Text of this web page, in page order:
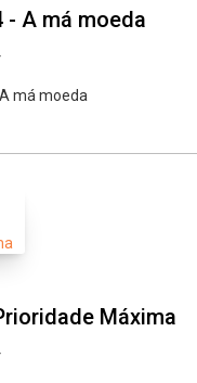
- A má moeda
má moeda
Máxima